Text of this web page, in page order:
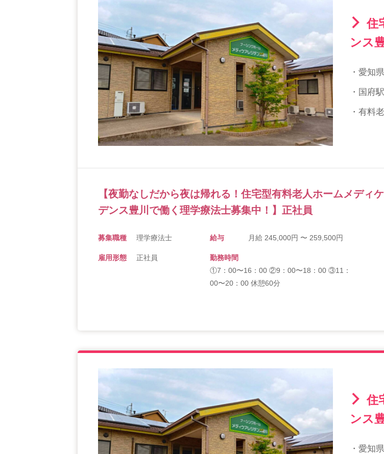
住
ンス
・愛知
・国府
・有料
【夜勤なしだから夜は帰れる！住宅型有料老人ホームメディ
デンス豊川で働く理学療法士募集中！】正社員
募集職種 理学療法士 給与 月給 245,000円 〜 259,500円
雇用形態 正社員
勤務時間
①7：00〜16：00 ②9：00〜18：00 ③11：
00〜20：00 休憩60分
住
ンス
・愛知